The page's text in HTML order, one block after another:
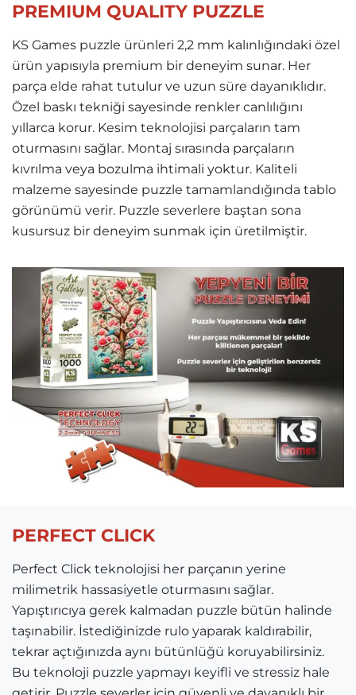
PREMIUM QUALITY PUZZLE
KS Games puzzle ürünleri 2,2 mm kalınlığındaki özel
ürün yapısıyla premium bir deneyim sunar. Her
parça elde rahat tutulur ve uzun süre dayanıklıdır.
Özel baskı tekniği sayesinde renkler canlılığını
yıllarca korur. Kesim teknolojisi parçaların tam
oturmasını sağlar. Montaj sırasında parçaların
kıvrılma veya bozulma ihtimali yoktur. Kaliteli
malzeme sayesinde puzzle tamamlandığında tablo
görünümü verir. Puzzle severlere baştan sona
kusursuz bir deneyim sunmak için üretilmiştir.
PERFECT CLICK
Perfect Click teknolojisi her parçanın yerine
milimetrik hassasiyetle oturmasını sağlar.
Yapıştırıcıya gerek kalmadan puzzle bütün halinde
taşınabilir. İstediğinizde rulo yaparak kaldırabilir,
tekrar açtığınızda aynı bütünlüğü koruyabilirsiniz.
Bu teknoloji puzzle yapmayı keyifli ve stressiz hale